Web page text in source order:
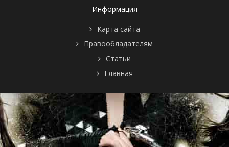
Информация
Карта сайта
Правообладателям
Статьи
Главная